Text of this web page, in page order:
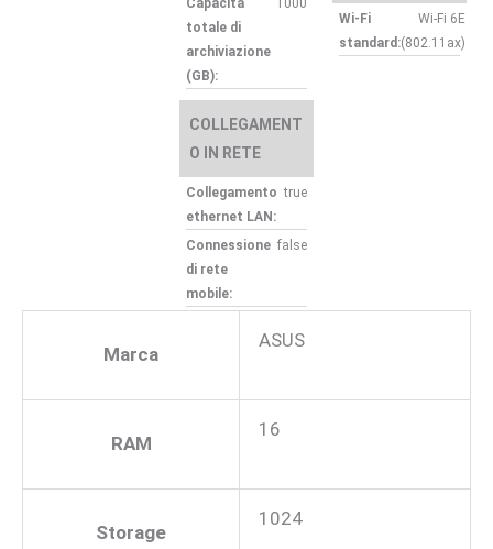
Capacità
totale di
archiviazione
(GB):
1000
COLLEGAMENT
O IN RETE
Collegamento
ethernet LAN:
true
Connessione
di rete
mobile:
false
Wi-Fi
standard:
Wi-Fi 6E
(802.11ax)
Marca
ASUS
RAM
16
Storage
1024